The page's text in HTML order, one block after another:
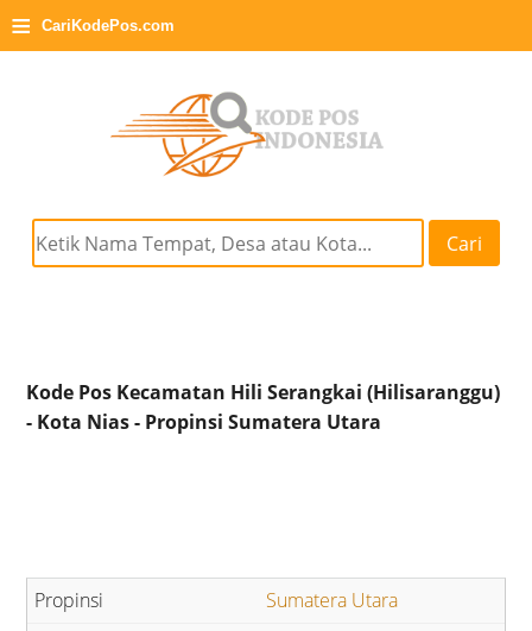
≡ CariKodePos.com
Cari
Kode Pos Kecamatan Hili Serangkai (Hilisaranggu)
- Kota Nias - Propinsi Sumatera Utara
Sumatera Utara